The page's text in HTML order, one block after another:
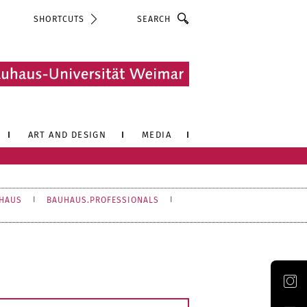
SHORTCUTS
ART AND DESIGN MEDIA
BAUHAUS.PROFESSIONALS